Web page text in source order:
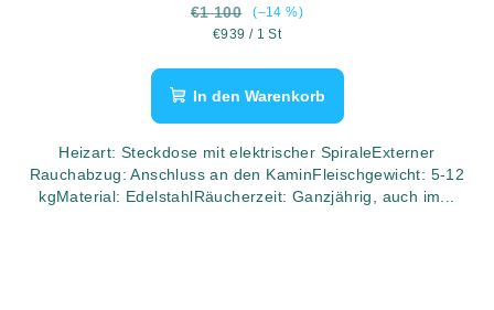
€1 100
(–14 %)
Verkaufspreis:
€939 / 1 St
In den Warenkorb
Heizart: Steckdose mit elektrischer SpiraleExterner
Rauchabzug: Anschluss an den KaminFleischgewicht: 5-12
kgMaterial: EdelstahlRäucherzeit: Ganzjährig, auch im...